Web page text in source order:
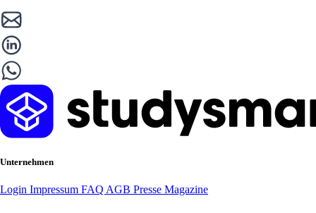
Unternehmen
Login Impressum FAQ AGB Presse Magazine